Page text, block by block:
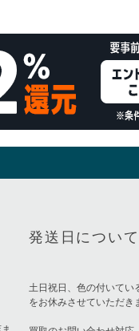
発送日について
土日祝日、色の付いてい
をお休みさせていただき